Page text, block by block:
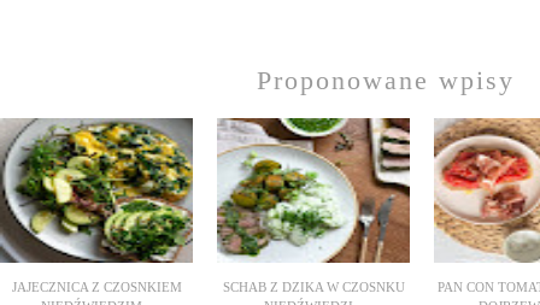
Proponowane wpisy
JAJECZNICA Z CZOSNKIEM
SCHAB Z DZIKA W CZOSNKU
PAN CON